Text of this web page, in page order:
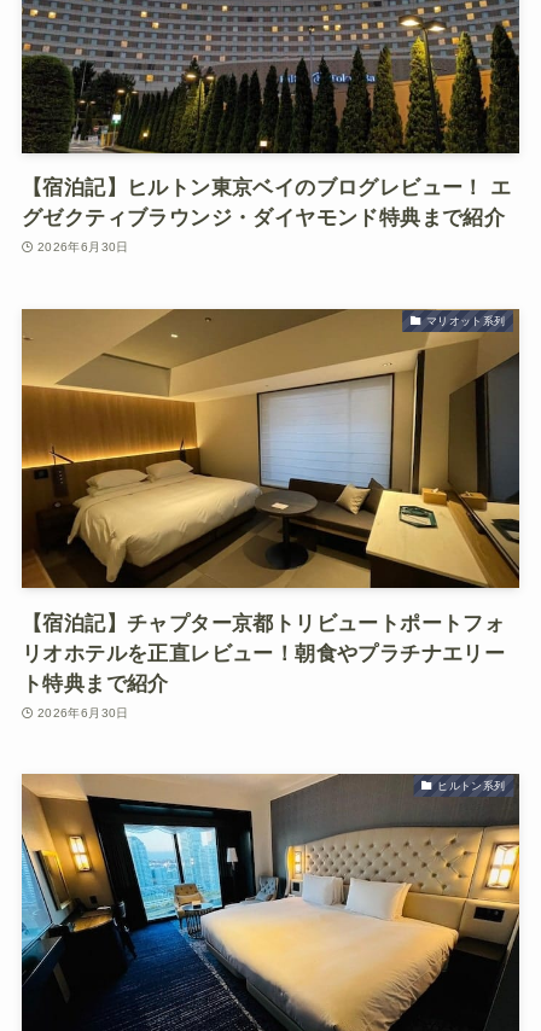
【宿泊記】ヒルトン東京ベイのブログレビュー！ エ
グゼクティブラウンジ・ダイヤモンド特典まで紹介
2026年6月30日
マリオット系列
【宿泊記】チャプター京都トリビュートポートフォ
リオホテルを正直レビュー！朝食やプラチナエリー
ト特典まで紹介
2026年6月30日
ヒルトン系列